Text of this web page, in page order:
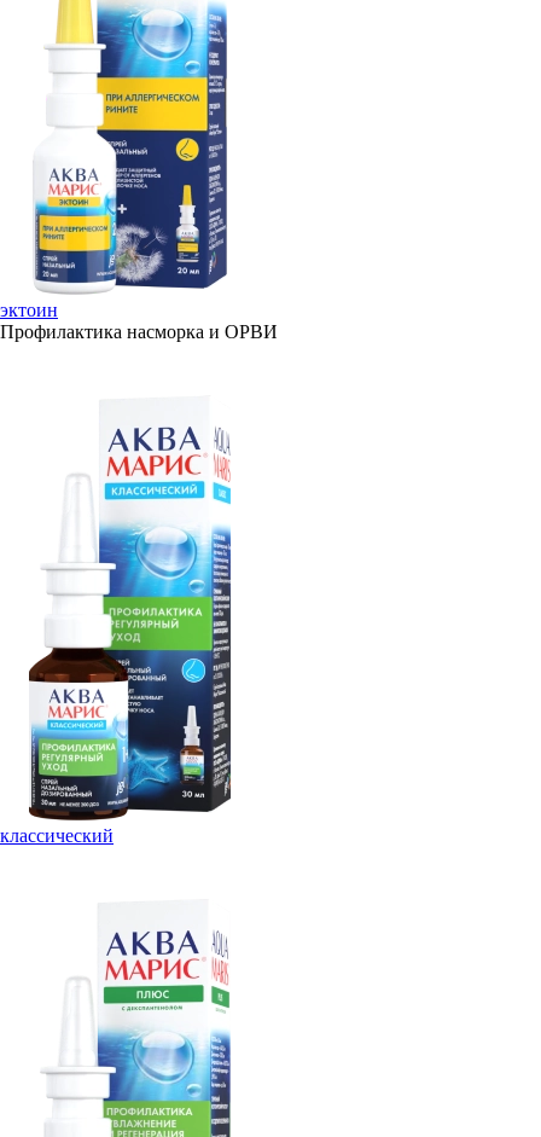
эктоин
Профилактика насморка и ОРВИ
классический